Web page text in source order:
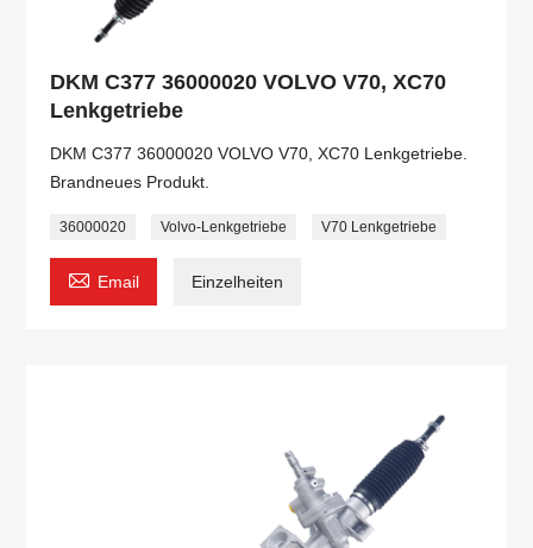
DKM C377 36000020 VOLVO V70, XC70
Lenkgetriebe
DKM C377 36000020 VOLVO V70, XC70 Lenkgetriebe.
Brandneues Produkt.
36000020 Volvo-Lenkgetriebe V70 Lenkgetriebe
 Email Einzelheiten